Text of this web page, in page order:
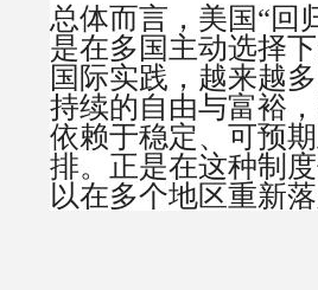
总体而言，美国“回
是在多国主动选择
国际实践，越来越
持续的自由与富裕
依赖于稳定、可预
排。正是在这种制
以在多个地区重新落